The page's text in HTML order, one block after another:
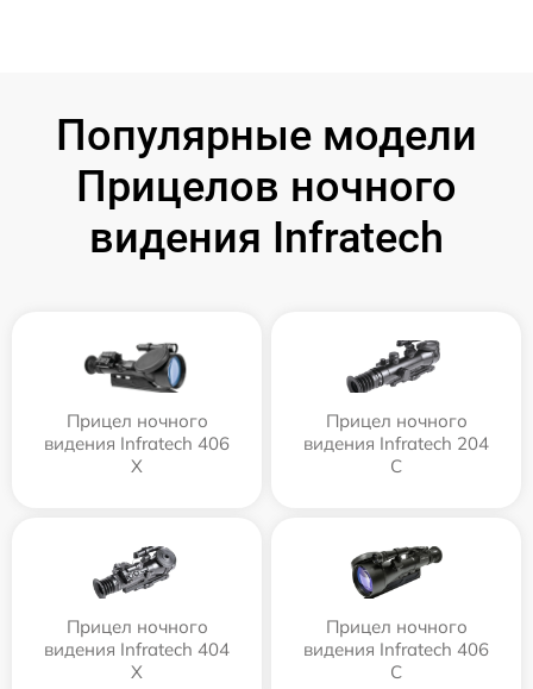
Популярные модели
Прицелов ночного
видения Infratech
Прицел ночного
видения Infratech 406
Х
Прицел ночного
видения Infratech 204
С
Прицел ночного
видения Infratech 404
Х
Прицел ночного
видения Infratech 406
С